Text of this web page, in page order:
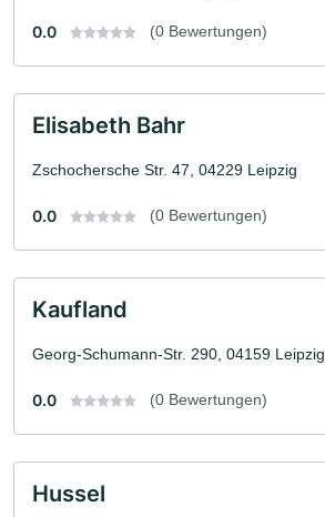
0.0 (0 Bewertungen)
Elisabeth Bahr
Zschochersche Str. 47, 04229 Leipzig
0.0 (0 Bewertungen)
Kaufland
Georg-Schumann-Str. 290, 04159 Leipzig
0.0 (0 Bewertungen)
Hussel